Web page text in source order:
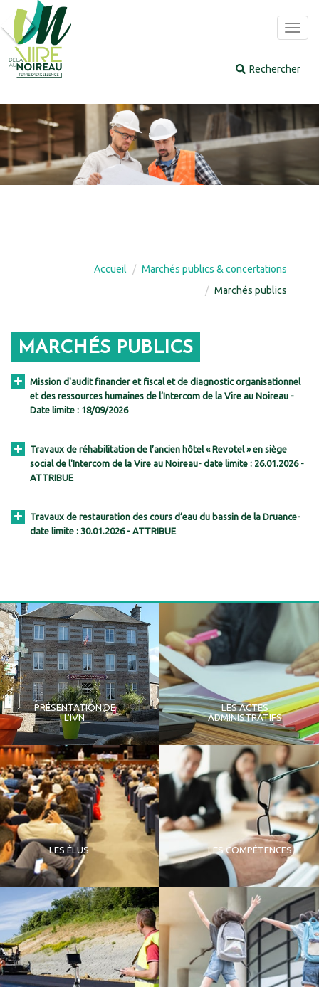
Accueil
Marchés publics & concertations
Marchés publics
MARCHÉS PUBLICS
Mission d'audit financier et fiscal et de diagnostic organisationnel
et des ressources humaines de l’Intercom de la Vire au Noireau -
Date limite : 18/09/2026
Travaux de réhabilitation de l’ancien hôtel « Revotel » en siège
social de l'Intercom de la Vire au Noireau- date limite : 26.01.2026 -
ATTRIBUE
Travaux de restauration des cours d’eau du bassin de la Druance-
date limite : 30.01.2026 - ATTRIBUE
PRÉSENTATION DE
L'IVN
LES ACTES
ADMINISTRATIFS
LES ÉLUS LES COMPÉTENCES
Panneau de gestion des cookies